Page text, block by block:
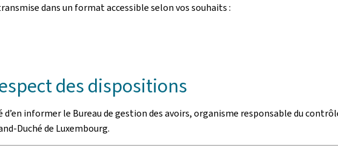
dans un format accessible selon vos souhaits :
des dispositions
informer le Bureau de gestion des avoirs, organisme responsable du
Duché de Luxembourg.